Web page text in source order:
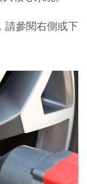
請參閱右側或下